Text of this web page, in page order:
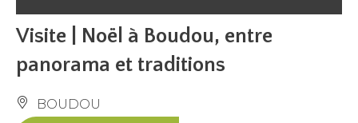
Visite | Noël à Boudou, entre
panorama et traditions
BOUDOU